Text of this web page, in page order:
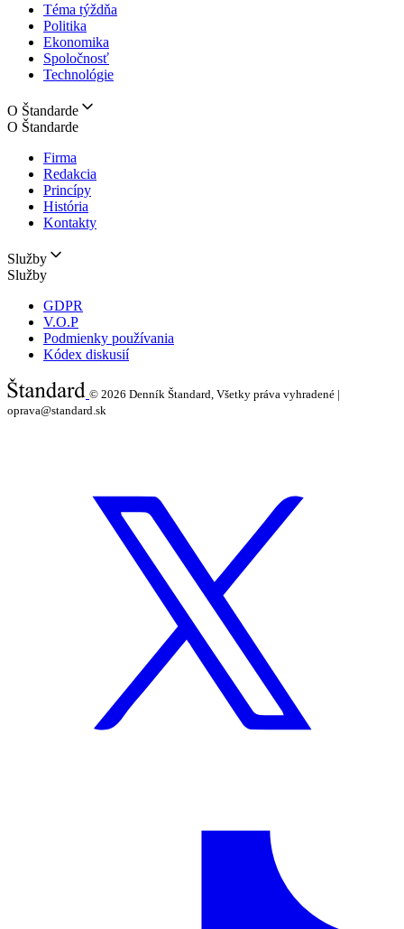
Téma týždňa
Politika
Ekonomika
Spoločnosť
Technológie
O Štandarde
O Štandarde
Firma
Redakcia
Princípy
História
Kontakty
Služby
Služby
GDPR
V.O.P
Podmienky používania
Kódex diskusií
© 2026 Denník Štandard, Všetky práva vyhradené |
oprava@standard.sk